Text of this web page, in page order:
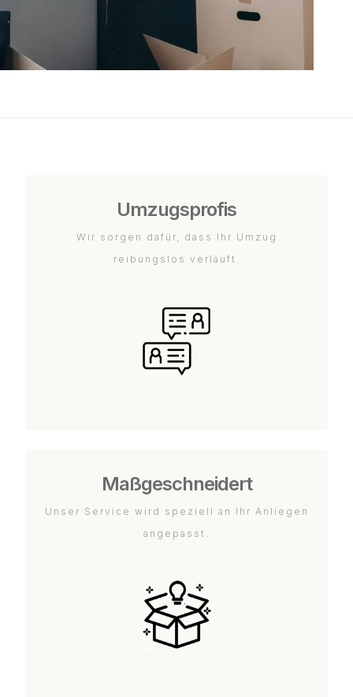
Umzugsprofis
Wir sorgen dafür, dass Ihr Umzug
reibungslos verläuft.
Maßgeschneidert
Unser Service wird speziell an Ihr Anliegen
angepasst.